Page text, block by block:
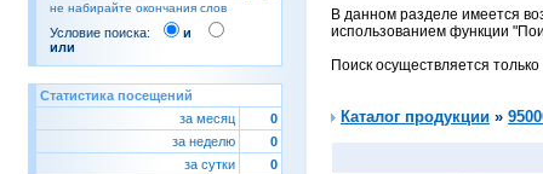
не набирайте окончания слов
Условие поиска:
и
или
Статистика посещений
за месяц
0
за неделю
0
за сутки
0
В данном разделе имеется
использованием функции
Поиск осуществляется
Каталог продукции »